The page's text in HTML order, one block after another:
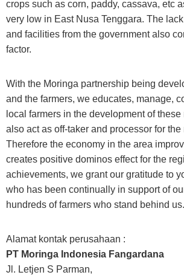
crops such as corn, paddy, cassava, etc
very low in East Nusa Tenggara. The
and facilities from the government also
factor.
With the Moringa partnership being
and the farmers, we educates, manage,
local farmers in the development of
also act as off-taker and processor for the
Therefore the economy in the area
creates positive dominos effect for the
achievements, we grant our gratitude to
who has been continually in support of
hundreds of farmers who stand behind us.
Alamat kontak perusahaan :
PT Moringa Indonesia Fangardana
Jl. Letjen S Parman,